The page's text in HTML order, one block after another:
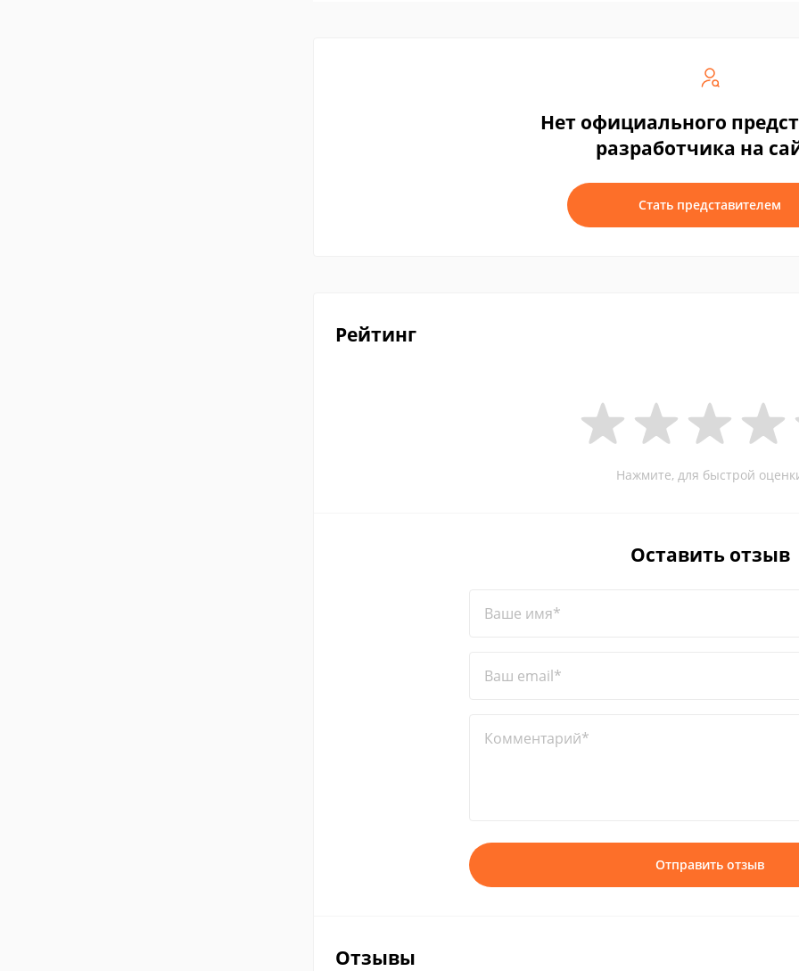
Нет официального
разработчика на
Стать представителем
Рейтинг
Нажмите, для быстрой
Оставить отзыв
Ваше имя*
Ваш email*
Комментарий*
Отправить отзыв
Отзывы